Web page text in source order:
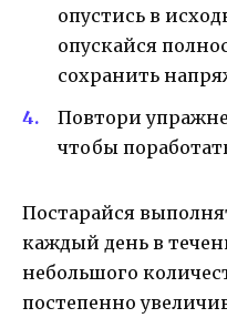
опустись в
опускайся
сохранить
Повтори
чтобы
Постарайся
каждый день в
небольшого
постепенно